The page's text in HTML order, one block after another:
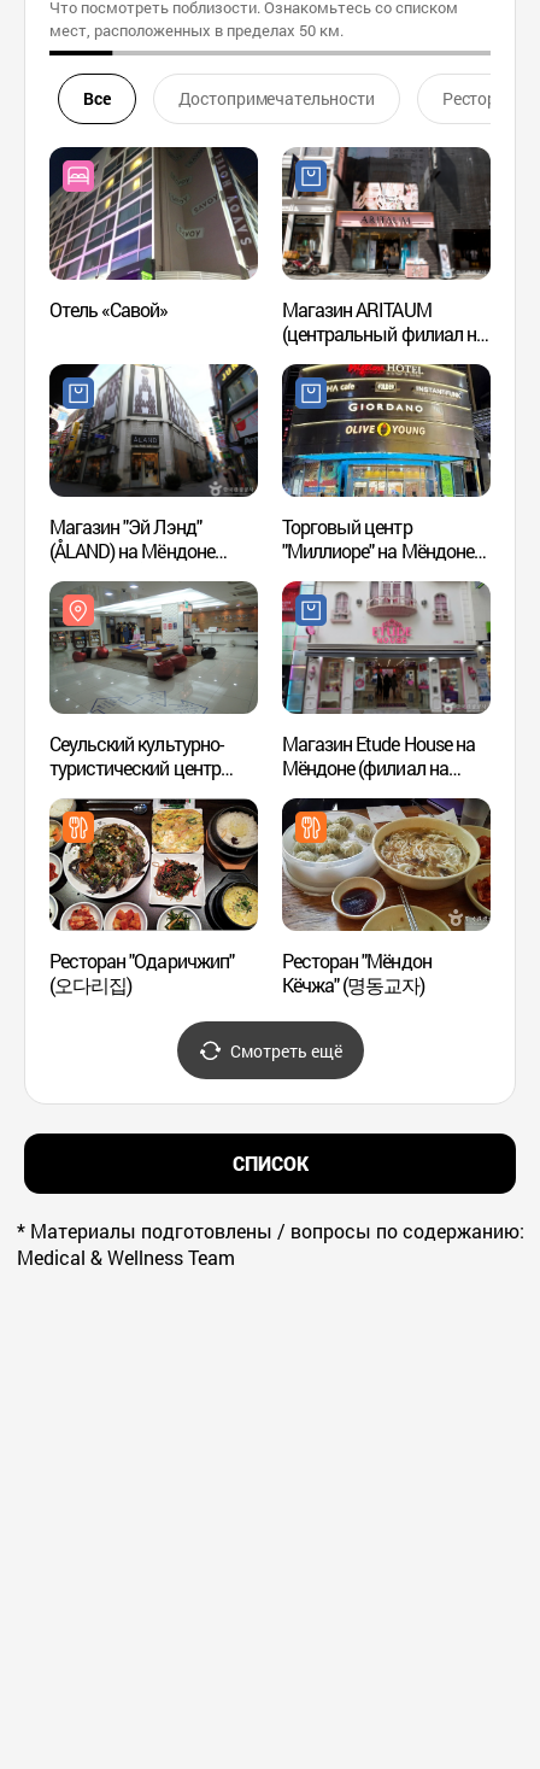
Что посмотреть поблизости. Ознакомьтесь со списком
мест, расположенных в пределах 50 км.
Все Достопримечательности Ресторан
Отель «Савой»
Магазин ARITAUM
(центральный филиал на
Мёндоне) (아리따움
(명동중앙직영점))
Магазин "Эй Лэнд"
(ÅLAND) на Мёндоне
(에이랜드 (ÅLAND)
명동본점)
Торговый центр
"Миллиоре" на Мёндоне
(밀리오레 명동점)
Сеульский культурно-
туристический центр
(서울글로벌문화체험센터
)
Магазин Etude House на
Мёндоне (филиал на
Чхунмуро) (에뛰드하우스
명동 충무로점)
Ресторан "Одаричжип"
(오다리집)
Ресторан "Мёндон
Кёчжа" (명동교자)
Смотреть ещё
СПИСОК
* Материалы подготовлены / вопросы по содержанию:
Medical & Wellness Team